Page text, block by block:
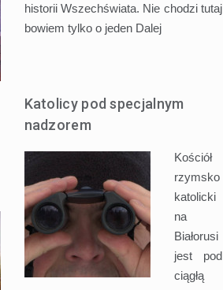
historii Wszechświata. Nie chodzi tutaj
bowiem tylko o jeden Dalej
Katolicy pod specjalnym
nadzorem
Kościół
rzymsko
katolicki
na
Białorusi
jest pod
ciągłą